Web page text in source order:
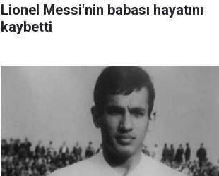
Lionel Messi'nin babası hayatını
kaybetti